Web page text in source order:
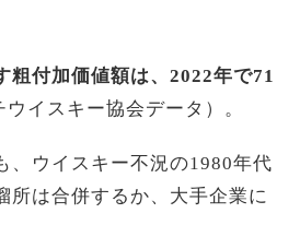
粗付加価値額は、2022年で71
イスキー協会データ）。
、ウイスキー不況の1980年代
所は合併するか、大手企業に